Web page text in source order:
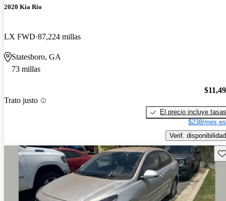
2020 Kia Rio
LX FWD 87,224 millas
Statesboro, GA
73 millas
Trato justo
El precio incluye tasas
$238/mes
Verif. disponibilidad